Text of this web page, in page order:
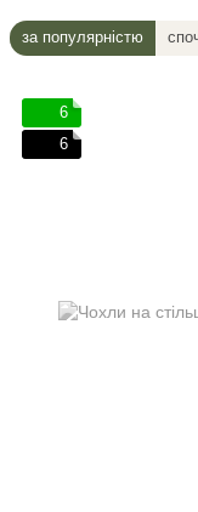
за популярністю
6
6